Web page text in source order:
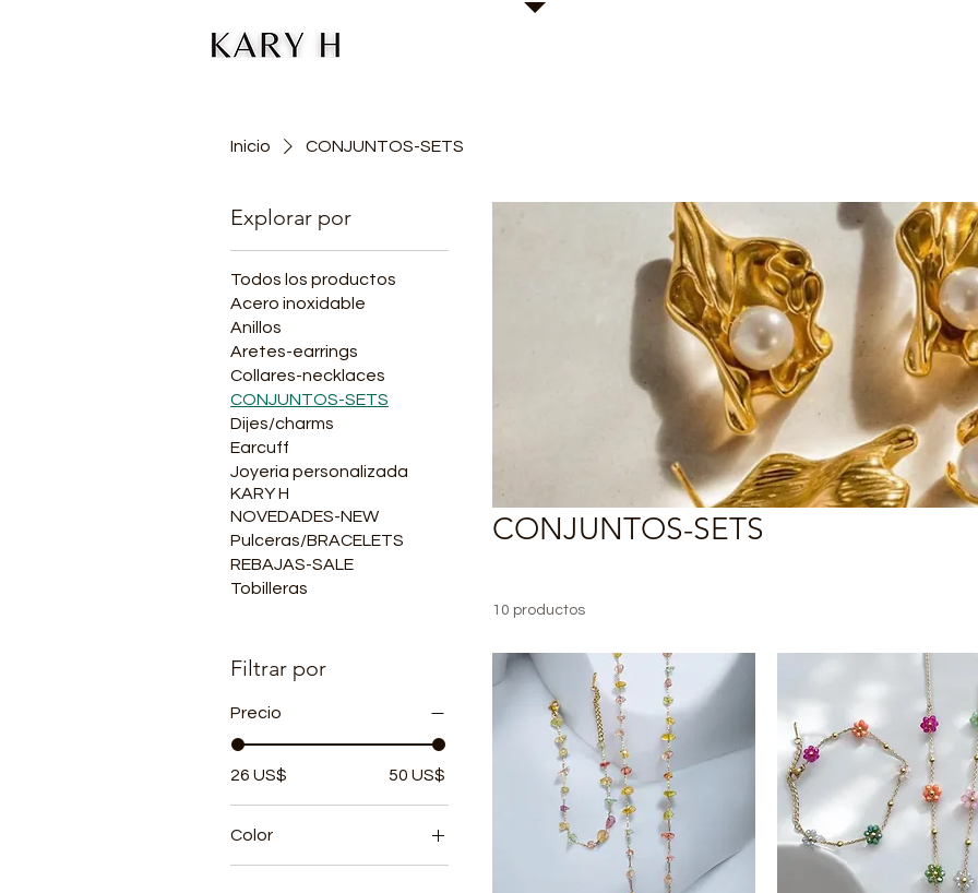
Inicio CONJUNTOS-SETS
Explorar por
Todos los productos
Acero inoxidable
Anillos
Aretes-earrings
Collares-necklaces
CONJUNTOS-SETS
Dijes/charms
Earcuff
Joyeria personalizada
KARY H
NOVEDADES-NEW
Pulceras/BRACELETS
REBAJAS-SALE
Tobilleras
Filtrar por
Precio
26 US$ 50 US$
Color
CONJUNTOS-SETS
10 productos